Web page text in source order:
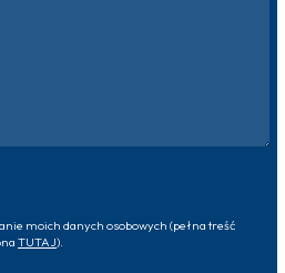
moich danych osobowych (pełna treść
TUTAJ).